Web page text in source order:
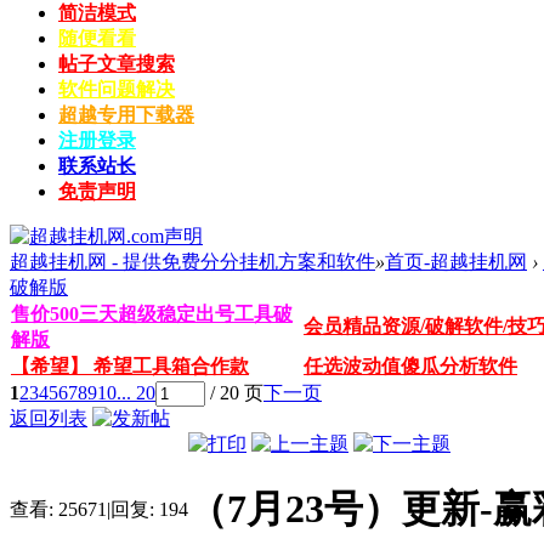
简洁模式
随便看看
帖子文章搜索
软件问题解决
超越专用下载器
注册登录
联系站长
免责声明
超越挂机网 - 提供免费分分挂机方案和软件»首页-超越挂机网 ›
破解版
售价500三天超级稳定出号工具破
解版
会员精品资源/破解软件/技
【希望】 希望工具箱合作款
任选波动值傻瓜分析软件
12345678910... 20 / 20 页下一页
返回列表
查看: 25671 |回复: 194 （7月23号）更新-